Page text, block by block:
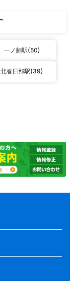
一ノ割駅(50)
北春日部駅(39)